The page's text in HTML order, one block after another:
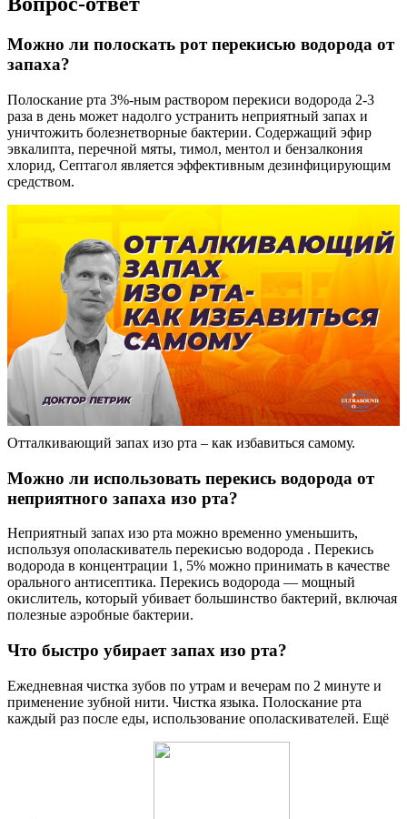
Можно ли полоскать рот перекисью водорода от
запаха?
Полоскание рта 3%-ным раствором перекиси водорода 2-3
раза в день может надолго устранить неприятный запах и
уничтожить болезнетворные бактерии. Содержащий эфир
эвкалипта, перечной мяты, тимол, ментол и бензалкония
хлорид, Септагол является эффективным дезинфицирующим
средством.
Отталкивающий запах изо рта – как избавиться самому.
Можно ли использовать перекись водорода от
неприятного запаха изо рта?
Неприятный запах изо рта можно временно уменьшить,
используя ополаскиватель перекисью водорода . Перекись
водорода в концентрации 1, 5% можно принимать в качестве
орального антисептика. Перекись водорода — мощный
окислитель, который убивает большинство бактерий, включая
полезные аэробные бактерии.
Что быстро убирает запах изо рта?
Ежедневная чистка зубов по утрам и вечерам по 2 минуте и
применение зубной нити. Чистка языка. Полоскание рта
каждый раз после еды, использование ополаскивателей. Ещё